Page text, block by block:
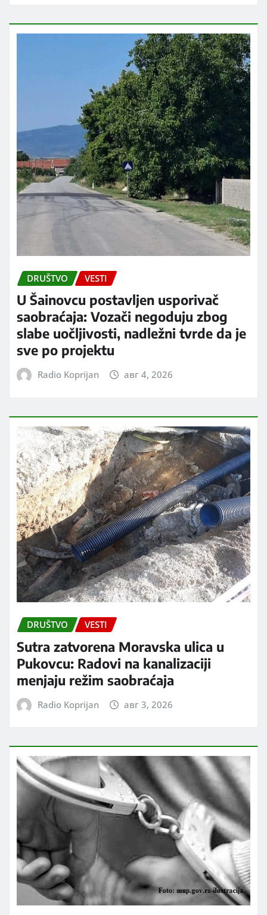
DRUŠTVO VESTI
U Šainovcu postavljen usporivač
saobraćaja: Vozači negoduju zbog
slabe uočljivosti, nadležni tvrde da je
sve po projektu
Radio Koprijan авг 4, 2026
DRUŠTVO VESTI
Sutra zatvorena Moravska ulica u
Pukovcu: Radovi na kanalizaciji
menjaju režim saobraćaja
Radio Koprijan авг 3, 2026